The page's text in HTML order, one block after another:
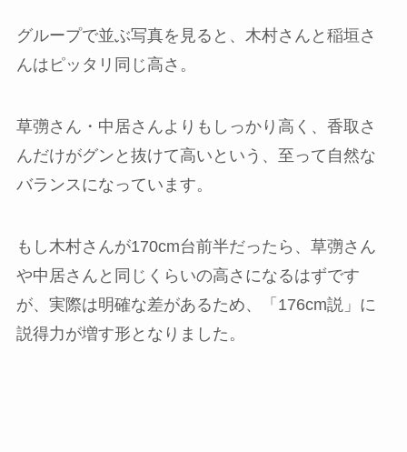
グループで並ぶ写真を見ると、木村さんと稲垣さ
んはピッタリ同じ高さ。
草彅さん・中居さんよりもしっかり高く、香取さ
んだけがグンと抜けて高いという、至って自然な
バランスになっています。
もし木村さんが170cm台前半だったら、草彅さん
や中居さんと同じくらいの高さになるはずです
が、実際は明確な差があるため、「176cm説」に
説得力が増す形となりました。